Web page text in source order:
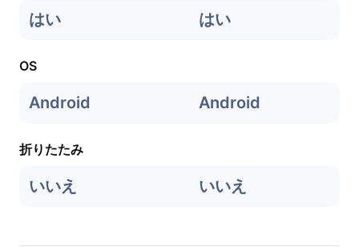
はい はい
OS
Android Android
折りたたみ
いいえ いいえ